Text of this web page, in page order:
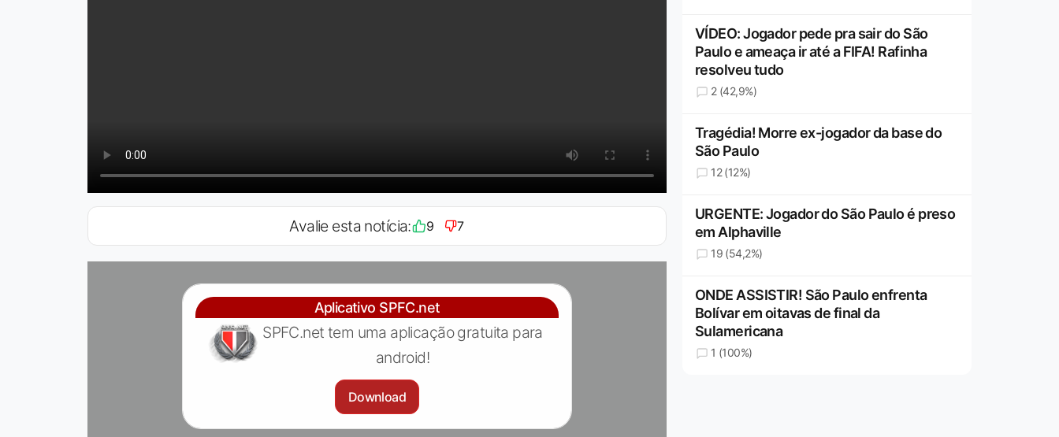
Avalie esta notícia: 9 7
Aplicativo SPFC.net
SPFC.net tem uma aplicação gratuita para
android!
Download
VÍDEO: Jogador pede pra sair do São
Paulo e ameaça ir até a FIFA! Rafinha
resolveu tudo
2 (42,9%)
Tragédia! Morre ex-jogador da base do
São Paulo
12 (12%)
URGENTE: Jogador do São Paulo é preso
em Alphaville
19 (54,2%)
ONDE ASSISTIR! São Paulo enfrenta
Bolívar em oitavas de final da
Sulamericana
1 (100%)